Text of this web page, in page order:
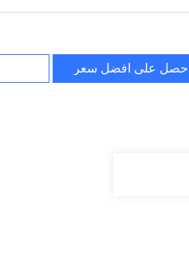
احصل على افضل سعر